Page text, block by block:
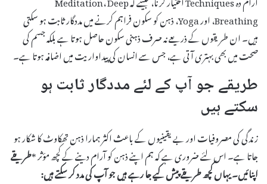
Breathing، اور Yoga، ذہن کو سکون فراہم کرنے میں مددگار ثابت ہو سکتی
ہیں۔ ان طریقوں کے ذریعے نہ صرف ذہنی سکون حاصل ہوتا ہے بلکہ جسم کی
صحت میں بھی بہتری آتی ہے، جس سے انسان کی پیداواریت میں اضافہ ہوتا ہے۔
طریقے جو آپ کے لئے مددگار ثابت ہو
سکتے ہیں
زندگی کی مصروفیات اور بے یقینیوں کے باعث اکثر ہمارا ذہن تھکاوٹ کا شکار ہو
جاتا ہے۔ اس لئے ضروری ہے کہ ہم اپنے ذہن کو آرام دینے کے کچھ مؤثر *طریقے
اپنائیں۔ یہاں کچھ طریقے پیش کیے جا رہے ہیں جو آپ کی مدد کر سکتے ہیں: